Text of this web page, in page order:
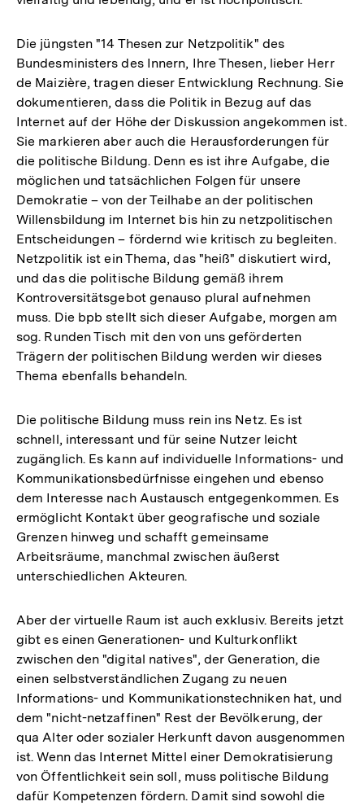
Die jüngsten "14 Thesen zur Netzpolitik" des
Bundesministers des Innern, Ihre Thesen, lieber Herr
de Maizière, tragen dieser Entwicklung Rechnung. Sie
dokumentieren, dass die Politik in Bezug auf das
Internet auf der Höhe der Diskussion angekommen ist.
Sie markieren aber auch die Herausforderungen für
die politische Bildung. Denn es ist ihre Aufgabe, die
möglichen und tatsächlichen Folgen für unsere
Demokratie – von der Teilhabe an der politischen
Willensbildung im Internet bis hin zu netzpolitischen
Entscheidungen – fördernd wie kritisch zu begleiten.
Netzpolitik ist ein Thema, das "heiß" diskutiert wird,
und das die politische Bildung gemäß ihrem
Kontroversitätsgebot genauso plural aufnehmen
muss. Die bpb stellt sich dieser Aufgabe, morgen am
sog. Runden Tisch mit den von uns geförderten
Trägern der politischen Bildung werden wir dieses
Thema ebenfalls behandeln.
Die politische Bildung muss rein ins Netz. Es ist
schnell, interessant und für seine Nutzer leicht
zugänglich. Es kann auf individuelle Informations- und
Kommunikationsbedürfnisse eingehen und ebenso
dem Interesse nach Austausch entgegenkommen. Es
ermöglicht Kontakt über geografische und soziale
Grenzen hinweg und schafft gemeinsame
Arbeitsräume, manchmal zwischen äußerst
unterschiedlichen Akteuren.
Aber der virtuelle Raum ist auch exklusiv. Bereits jetzt
gibt es einen Generationen- und Kulturkonflikt
zwischen den "digital natives", der Generation, die
einen selbstverständlichen Zugang zu neuen
Informations- und Kommunikationstechniken hat, und
dem "nicht-netzaffinen" Rest der Bevölkerung, der
qua Alter oder sozialer Herkunft davon ausgenommen
ist. Wenn das Internet Mittel einer Demokratisierung
von Öffentlichkeit sein soll, muss politische Bildung
dafür Kompetenzen fördern. Damit sind sowohl die